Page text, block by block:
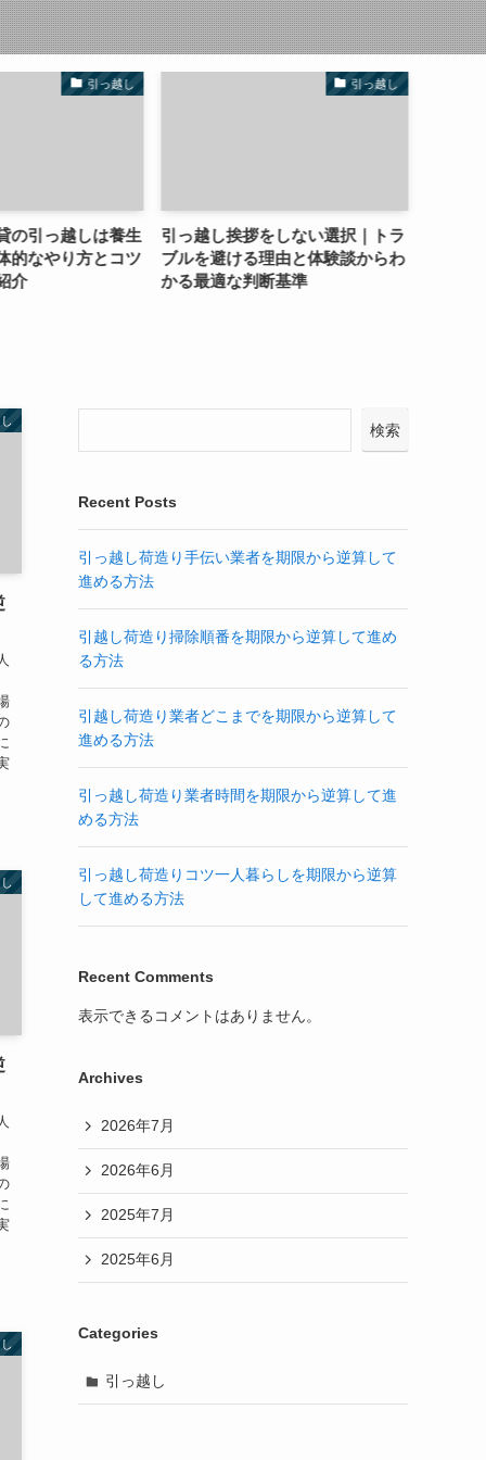
引っ越し
っ越しは養生
やり方とコツ
引っ越し
引っ越し挨拶をしない選択｜トラ
ブルを避ける理由と体験談からわ
かる最適な判断基準
もう悩まな
ョンの引っ
検索
Recent Posts
引っ越し荷造り手伝い業者を期限から逆算して
進める方法
引越し荷造り掃除順番を期限から逆算して進め
る方法
引越し荷造り業者どこまでを期限から逆算して
進める方法
引っ越し荷造り業者時間を期限から逆算して進
める方法
引っ越し荷造りコツ一人暮らしを期限から逆算
して進める方法
Recent Comments
表示できるコメントはありません。
Archives
2026年7月
2026年6月
2025年7月
2025年6月
Categories
引っ越し